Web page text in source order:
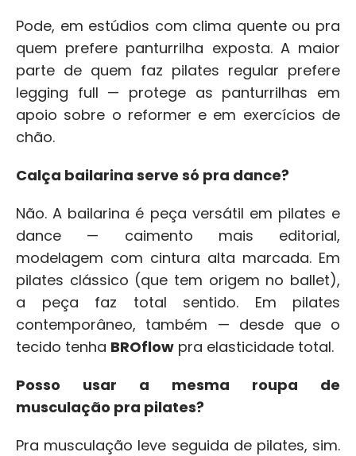
Pode, em estúdios com clima quente ou pra
quem prefere panturrilha exposta. A maior
parte de quem faz pilates regular prefere
legging full — protege as panturrilhas em
apoio sobre o reformer e em exercícios de
chão.
Calça bailarina serve só pra dance?
Não. A bailarina é peça versátil em pilates e
dance — caimento mais editorial,
modelagem com cintura alta marcada. Em
pilates clássico (que tem origem no ballet),
a peça faz total sentido. Em pilates
contemporâneo, também — desde que o
tecido tenha BROflow pra elasticidade total.
Posso usar a mesma roupa de
musculação pra pilates?
Pra musculação leve seguida de pilates, sim.